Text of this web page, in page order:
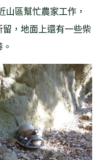
山區幫忙農家工作，
，地面上還有一些柴